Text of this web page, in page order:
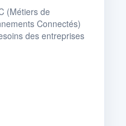
(Métiers de
Connectés)
des entreprises